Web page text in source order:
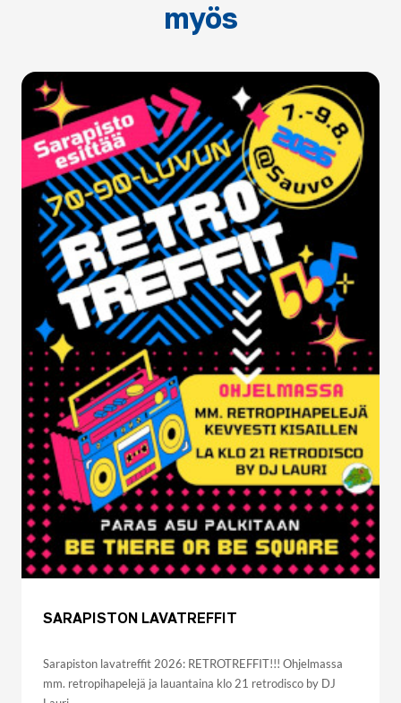
myös
SARAPISTON LAVATREFFIT
Sarapiston lavatreffit 2026: RETROTREFFIT!!! Ohjelmassa
mm. retropihapelejä ja lauantaina klo 21 retrodisco by DJ